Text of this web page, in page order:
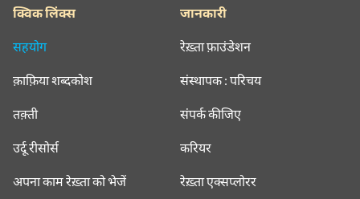
क्विक लिंक्स
सहयोग
क़ाफ़िया शब्दकोश
तक़्ती
उर्दू रीसोर्स
अपना काम रेख़्ता को भेजें
जानकारी
रेख़्ता फ़ाउंडेशन
संस्थापक : परिचय
संपर्क कीजिए
करियर
रेख़्ता एक्सप्लोरर